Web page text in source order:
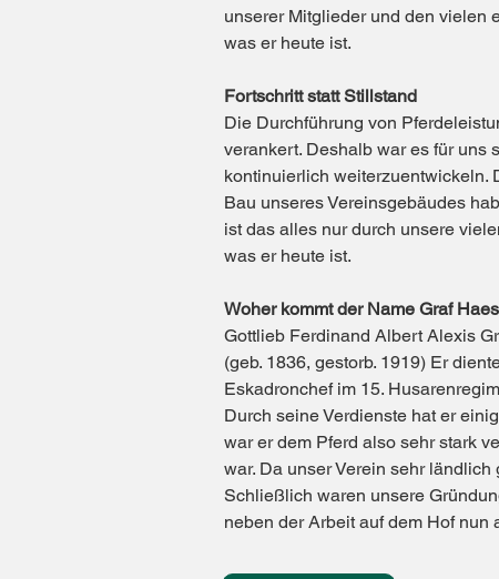
unserer Mitglieder und den vielen
was er heute ist.
Fortschritt statt Stillstand
Die Durchführung von
verankert. Deshalb war es für uns
kontinuierlich weiterzuentwickeln.
Bau unseres Vereinsgebäudes
ist das alles nur durch unsere
was er heute ist.
Woher kommt der Name Graf
Gottlieb Ferdinand Albert Alexis
(geb. 1836, gestorb. 1919) Er
Eskadronchef im 15.
Durch seine Verdienste hat er
war er dem Pferd also sehr stark
war. Da unser Verein sehr
Schließlich waren unsere
neben der Arbeit auf dem Hof